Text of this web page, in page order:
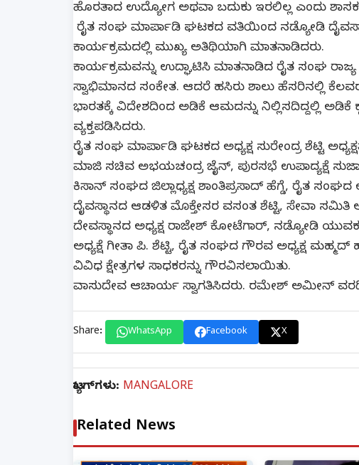
ಹೊರತಾದ ಉದ್ಯೋಗ ಅಥವಾ ಬದುಕು ಇರಲಿಲ್ಲ ಎಂದು
ರೈತ ಸಂಘ ಮಾರ್ಪಾಡಿ ಘಟಕದ ವತಿಯಿಂದ ನಡ್ಯೋಡಿ
ಕಾರ್ಯಕ್ರಮದಲ್ಲಿ ಮುಖ್ಯ ಅತಿಥಿಯಾಗಿ ಮಾತನಾಡಿದರು.
ಕಾರ್ಯಕ್ರಮವನ್ನು ಉದ್ಘಾಟಿಸಿ ಮಾತನಾಡಿದ ರೈತ ಸಂಘ
ಸ್ವಾಭಿಮಾನದ ಸಂಕೇತ. ಆದರೆ ಹಸಿರು ಶಾಲು ಹೆಸರಿನಲ್ಲಿ
ಭಾರತಕ್ಕೆ ವಿದೇಶದಿಂದ ಅಡಿಕೆ ಆಮದನ್ನು ನಿಲ್ಲಿಸದಿದ್ದಲ್ಲಿ ಅಡಿಕೆ
ವ್ಯಕ್ತಪಡಿಸಿದರು.
ರೈತ ಸಂಘ ಮಾರ್ಪಾಡಿ ಘಟಕದ ಅಧ್ಯಕ್ಷ ಸುರೇಂದ್ರ ಶೆಟ್ಟಿ
ಮಾಜಿ ಸಚಿವ ಅಭಯಚಂದ್ರ ಜೈನ್, ಪುರಸಭೆ ಉಪಾದ್ಯಕ್ಷೆ
ಕಿಸಾನ್ ಸಂಘದ ಜಿಲ್ಲಾಧ್ಯಕ್ಷ ಶಾಂತಿಪ್ರಸಾದ್ ಹೆಗ್ಡೆ, ರೈತ
ದೈವಸ್ಥಾನದ ಆಡಳಿತ ಮೊಕ್ತೇಸರ ವಸಂತ ಶೆಟ್ಟಿ, ಸೇವಾ
ದೇವಸ್ಥಾನದ ಅಧ್ಯಕ್ಷ ರಾಜೇಶ್ ಕೋಟೆಗಾರ್, ನಡ್ಯೋಡಿ
ಅಧ್ಯಕ್ಷೆ ಗೀತಾ ಪಿ. ಶೆಟ್ಟಿ, ರೈತ ಸಂಘದ ಗೌರವ ಅಧ್ಯಕ್ಷ ಮಹ್ಮದ್
ವಿವಿಧ ಕ್ಷೇತ್ರಗಳ ಸಾಧಕರನ್ನು ಗೌರವಿಸಲಾಯಿತು.
ವಾಸುದೇವ ಆಚಾರ್ಯ ಸ್ವಾಗತಿಸಿದರು. ರಮೇಶ್ ಅಮೀನ್
Share: WhatsApp Facebook X
ಟ್ಯಾಗ್‌ಗಳು: MANGALORE
Related News